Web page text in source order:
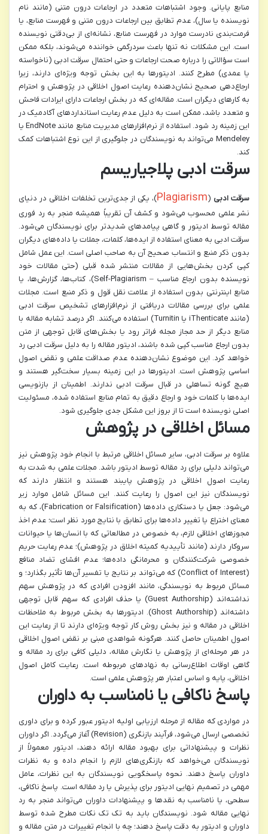
منابع پایانی. وجود اشتباهات متعدد در ارجاعات درون متنی (مانند نام
نویسنده یا سال)، عدم تطابق بین ارجاعات درون متنی و فهرست منابع، یا
فرمت‌بندی نادرست موارد در فهرست منابع، نشانه‌ای از بی‌دقتی نویسنده
است. این مشکلات نه تنها باعث سردرگمی خواننده می‌شوند، بلکه ممکن
است سؤالاتی را درباره صحت ارجاعات و حتی احتمال سرقت ادبی (ناخواسته
یا عمدی) مطرح کنند. ادیتورها به این بخش توجه ویژه‌ای دارند، زیرا
ارجاع‌دهی صحیح نشان‌دهنده رعایت اصول اخلاقی در پژوهش و احترام
به کارهای دیگران است. مقاله‌ای که در بخش ارجاعات دارای ایرادات فاحش
و متعدد باشد، ممکن است به دلیل عدم رعایت استانداردهای آکادمیک در
این زمینه رد شود. استفاده از نرم‌افزارهای مدیریت منابع مانند EndNote یا
Mendeley می‌تواند به نویسندگان در جلوگیری از این نوع اشتباهات کمک
کند.
سرقت ادبی پلاجیاریسم
سرقت ادبی (
Plagiarism)، یکی از جدی‌ترین تخلفات اخلاقی در دنیای
نشر علمی محسوب می‌شود و کشف آن تقریباً همیشه منجر به رد فوری
مقاله توسط ادیتور و گاهی پیامدهای شدیدتر برای نویسندگان می‌شود.
سرقت ادبی به معنای استفاده از ایده‌ها، کلمات، جملات یا داده‌های دیگران
بدون ذکر منبع و انتساب صحیح آن به صاحب اصلی است. این عمل شامل
کپی کردن بخش‌هایی از مقالات منتشر شده قبلی (حتی مقالات خود
نویسنده بدون ارجاع مناسب – Self-Plagiarism)، کتاب‌ها، گزارش‌ها، یا
منابع اینترنتی بدون استفاده از علامت نقل قول و ذکر منبع است. مجلات
علمی برای بررسی مقالات دریافتی از نرم‌افزارهای تشخیص سرقت ادبی
(مانند iThenticate یا Turnitin) استفاده می‌کنند. اگر درصد تشابه مقاله با
منابع دیگر از حد مجاز مجله فراتر رود یا بخش‌های قابل توجهی از متن
بدون ارجاع مناسب کپی شده باشند، ادیتور مقاله را به دلیل سرقت ادبی رد
خواهد کرد. این موضوع نشان‌دهنده عدم صداقت علمی و نقض اصول
اساسی پژوهش است. ادیتورها در این زمینه بسیار سخت‌گیر هستند و
هیچ گونه تساهلی در قبال سرقت ادبی ندارند. اطمینان از بازنویسی
ایده‌ها با کلمات خود و ارجاع دقیق به تمام منابع استفاده شده، مسئولیت
اصلی نویسنده است تا از بروز این مشکل جدی جلوگیری شود.
مسائل اخلاقی در پژوهش
علاوه بر سرقت ادبی، سایر مسائل اخلاقی مرتبط با انجام خود پژوهش نیز
می‌تواند دلیلی برای رد مقاله توسط ادیتور باشد. مجلات علمی به شدت به
رعایت اصول اخلاقی در پژوهش پایبند هستند و انتظار دارند که
نویسندگان نیز این اصول را رعایت کنند. این مسائل شامل موارد زیر
می‌شود: جعل یا دستکاری داده‌ها (Fabrication or Falsification)، که به
معنای اختراع یا تغییر داده‌ها برای تطابق با نتایج مورد نظر است؛ عدم اخذ
مجوزهای اخلاقی لازم، به خصوص در مطالعاتی که با انسان‌ها یا حیوانات
سروکار دارند (مانند تأییدیه کمیته اخلاق در پژوهش)؛ عدم رعایت حریم
خصوصی شرکت‌کنندگان و محرمانگی داده‌ها؛ عدم افشای تضاد منافع
(Conflict of Interest) که می‌تواند بر نتایج یا تفسیر آن‌ها تأثیر بگذارد؛ و
مسائل مربوط به نویسندگی، مانند افزودن افرادی که در پژوهش سهم
نداشته‌اند (Guest Authorship) یا حذف افرادی که سهم قابل توجهی
داشته‌اند (Ghost Authorship). ادیتورها به بخش مربوط به ملاحظات
اخلاقی در مقاله و نیز بخش روش کار توجه ویژه‌ای دارند تا از رعایت این
اصول اطمینان حاصل کنند. هرگونه شواهدی مبنی بر نقض اصول اخلاقی
در هر مرحله‌ای از پژوهش یا نگارش مقاله، دلیلی کافی برای رد مقاله و
گاهی اوقات اطلاع‌رسانی به نهادهای مربوطه است. رعایت کامل اصول
اخلاقی، پایه و اساس اعتبار هر پژوهش علمی است.
پاسخ ناکافی یا نامناسب به داوران
در مواردی که مقاله از مرحله ارزیابی اولیه ادیتور عبور کرده و برای داوری
تخصصی ارسال می‌شود، فرآیند بازنگری (Revision) آغاز می‌گردد. اگر داوران
نظرات و پیشنهاداتی برای بهبود مقاله ارائه دهند، ادیتور معمولاً از
نویسندگان می‌خواهد که بازنگری‌های لازم را انجام داده و به نظرات
داوران پاسخ دهند. نحوه پاسخگویی نویسندگان به این نظرات، عامل
مهمی در تصمیم نهایی ادیتور برای پذیرش یا رد مقاله است. پاسخ ناکافی،
سطحی، یا نامناسب به نقدها و پیشنهادات داوران می‌تواند منجر به رد
نهایی مقاله شود. نویسندگان باید به تک تک نکات مطرح شده توسط
داوران و ادیتور به دقت پاسخ دهند؛ چه با انجام تغییرات در متن مقاله و